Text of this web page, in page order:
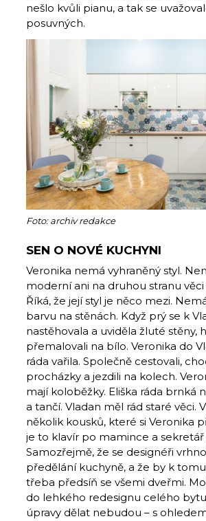
nešlo kvůli pianu, a tak se
posuvných.
Foto: archiv redakce
SEN O NOVÉ KUCHYNI
Veronika nemá vyhraněný styl.
moderní ani na druhou stranu
Říká, že její styl je něco mezi.
barvu na stěnách. Když prý se k
nastěhovala a uviděla žluté stěny,
přemalovali na bílo. Veronika do
ráda vařila. Společně cestovali,
procházky a jezdili na kolech.
mají koloběžky. Eliška ráda brnká
a tančí. Vladan měl rád staré věci.
několik kousků, které si Veronika
je to klavír po mamince a
Samozřejmě, že se designéři
předělání kuchyně, a že by k
třeba předsíň se všemi dveřmi.
do lehkého redesignu celého
úpravy dělat nebudou – s